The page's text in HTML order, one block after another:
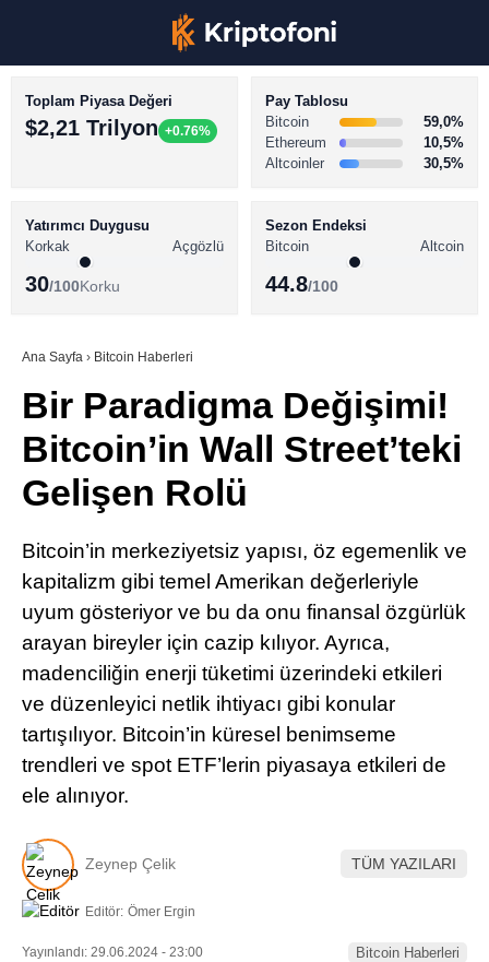
Youtube
TikTok
LinkedIn
Telegram
BİTCOİN HABERLERİ
ALTCOİN HABERLERİ
SÖZLÜK
Toplam Piyasa Değeri
$2,21 Trilyon +0.76%
Pay Tablosu
Bitcoin
59,0%
Ethereum
10,5%
Altcoinler
30,5%
Yatırımcı Duygusu
Korkak
Açgözlü
30/100Korku
Sezon Endeksi
Bitcoin
Altcoin
44.8/100
Ana Sayfa › Bitcoin Haberleri
Bir Paradigma Değişimi!
Bitcoin’in Wall Street’teki
Gelişen Rolü
Bitcoin’in merkeziyetsiz yapısı, öz egemenlik ve
kapitalizm gibi temel Amerikan değerleriyle
uyum gösteriyor ve bu da onu finansal özgürlük
arayan bireyler için cazip kılıyor. Ayrıca,
madenciliğin enerji tüketimi üzerindeki etkileri
ve düzenleyici netlik ihtiyacı gibi konular
tartışılıyor. Bitcoin’in küresel benimseme
trendleri ve spot ETF’lerin piyasaya etkileri de
ele alınıyor.
Zeynep Çelik TÜM YAZILARI
Editör: Ömer Ergin
Yayınlandı: 29.06.2024 - 23:00
Bitcoin Haberleri